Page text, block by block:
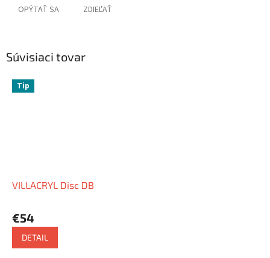
OPÝTAŤ SA ZDIEĽAŤ
Súvisiaci tovar
Tip
VILLACRYL Disc DB
€54
DETAIL